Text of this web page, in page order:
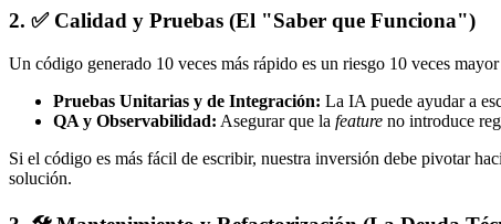
2. ✅ Calidad y Pruebas (El "Saber que Funciona")
Un código generado 10 veces más rápido es un riesgo 10 veces
Pruebas Unitarias y de Integración: La IA puede ayudar a
QA y Observabilidad: Asegurar que la feature no introduce
Si el código es más fácil de escribir, nuestra inversión debe pivotar
solución.